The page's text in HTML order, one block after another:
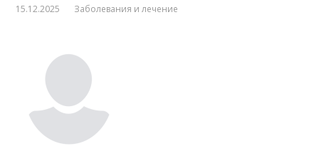
15.12.2025 Заболевания и лечение